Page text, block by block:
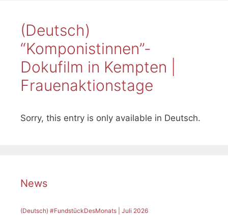
(Deutsch)
“Komponistinnen”-
Dokufilm in Kempten |
Frauenaktionstage
Sorry, this entry is only available in Deutsch.
News
(Deutsch) #FundstückDesMonats | Juli 2026